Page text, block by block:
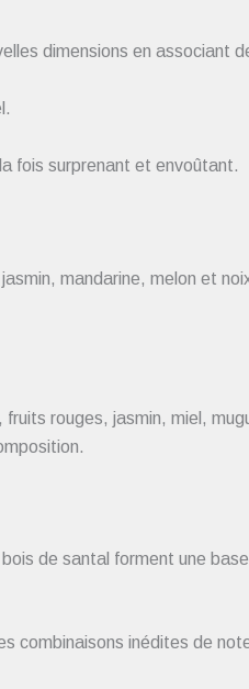
dimensions en associant
fois surprenant et envoûtant.
mandarine, melon et
rouges, jasmin, miel,
de santal forment une
combinaisons inédites de